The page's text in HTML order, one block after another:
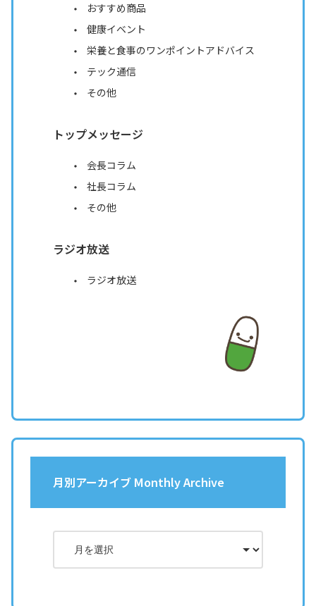
おすすめ商品
健康イベント
栄養と食事のワンポイントアドバイス
テック通信
その他
トップメッセージ
会長コラム
社長コラム
その他
ラジオ放送
ラジオ放送
月別アーカイブ Monthly Archive